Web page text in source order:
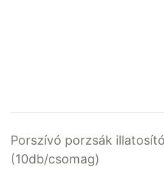
Porszívó porzsák
(10db/csomag)